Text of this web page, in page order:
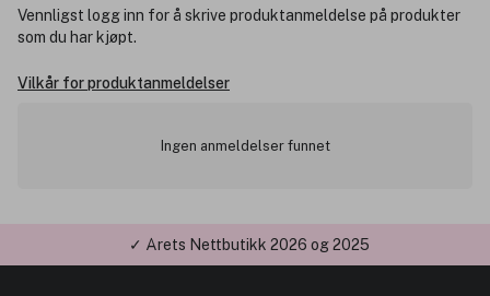
Vennligst logg inn for å skrive produktanmeldelse på produkter
som du har kjøpt.
Vilkår for produktanmeldelser
Ingen anmeldelser funnet
✓ Årets Nettbutikk 2026 og 2025